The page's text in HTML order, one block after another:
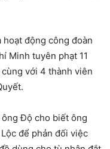
động công đoàn
Minh tuyên phạt 11
với 4 thành viên
Độ cho biết ông
để phản đối việc